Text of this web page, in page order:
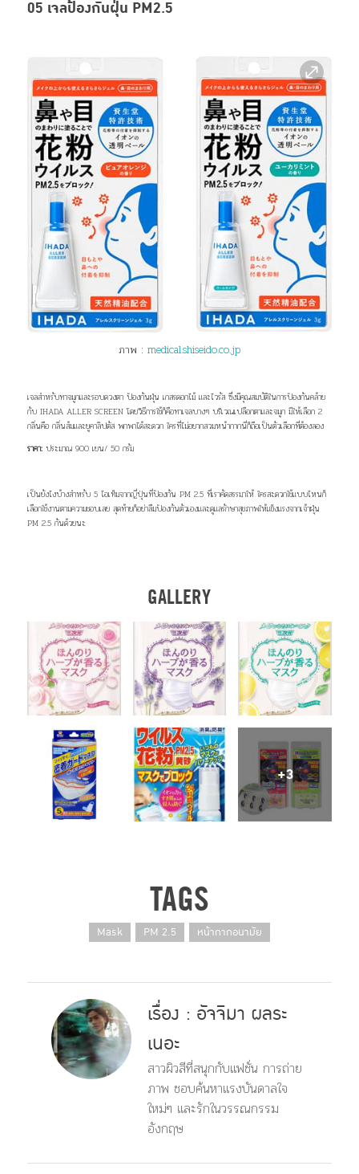
05 เจลป้องกันฝุ่น PM2.5
ภาพ : medical.shiseido.co.jp
เจลสำหรับทาจมูกและรอบดวงตา ป้องกันฝุ่น เกสรดอกไม้ และไวรัส ซึ่งมีคุณสมบัติในการป้องกันคล้าย
กับ IHADA ALLER SCREEN โดยวิธีการใช้ก็คือทาเจลบางๆ บริเวณเปลือกตาและจมูก มีให้เลือก 2
กลิ่นคือ กลิ่นส้มและยูคาลิปตัส พกพาได้สะดวก ใครที่ไม่อยากสวมหน้ากากนี่ก็ถือเป็นตัวเลือกที่ต้องลอง
ราคา: ประมาณ 900 เยน/ 50 กรัม
เป็นยังไงบ้างสำหรับ 5 ไอเท็มจากญี่ปุ่นที่ป้องกัน PM 2.5 ที่เราคัดสรรมาให้ ใครสะดวกใช้แบบไหนก็
เลือกใช้งานตามความชอบเลย สุดท้ายก็อย่าลืมป้องกันตัวเองและดูแลรักษาสุขภาพให้แข็งแรงจากเจ้าฝุ่น
PM 2.5 กันด้วยนะ
GALLERY
+3
TAGS
Mask PM 2.5 หน้ากากอนามัย
เรื่อง : อัจจิมา ผลระ
เนอะ
สาวผิวสีที่สนุกกับแฟชั่น การถ่าย
ภาพ ชอบค้นหาแรงบันดาลใจ
ใหม่ๆ และรักในวรรณกรรม
อังกฤษ